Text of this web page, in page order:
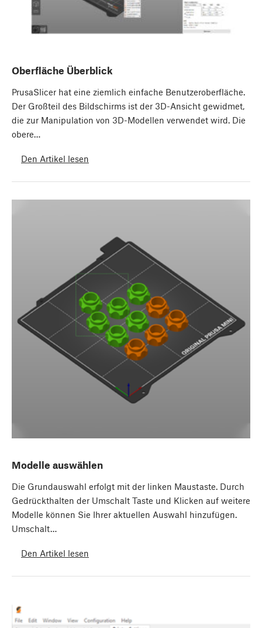
Oberfläche Überblick
PrusaSlicer hat eine ziemlich einfache Benutzeroberfläche.
Der Großteil des Bildschirms ist der 3D-Ansicht gewidmet,
die zur Manipulation von 3D-Modellen verwendet wird. Die
obere…
Den Artikel lesen
Modelle auswählen
Die Grundauswahl erfolgt mit der linken Maustaste. Durch
Gedrückthalten der Umschalt Taste und Klicken auf weitere
Modelle können Sie Ihrer aktuellen Auswahl hinzufügen.
Umschalt…
Den Artikel lesen